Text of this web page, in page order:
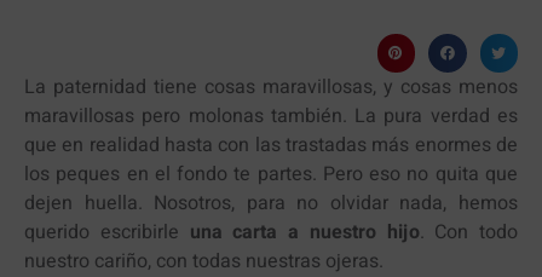
La paternidad tiene cosas maravillosas, y cosas menos
maravillosas pero molonas también. La pura verdad es
que en realidad hasta con las trastadas más enormes de
los peques en el fondo te partes. Pero eso no quita que
dejen huella. Nosotros, para no olvidar nada, hemos
querido escribirle una carta a nuestro hijo. Con todo
nuestro cariño, con todas nuestras ojeras.